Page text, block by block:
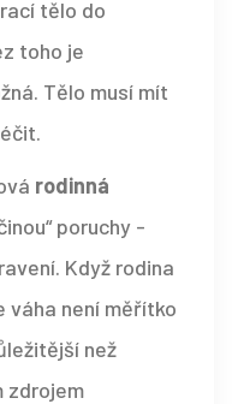
tělo do
toho je
Tělo musí mít
rodinná
poruchy -
Když rodina
váha není měřítko
než
zdrojem